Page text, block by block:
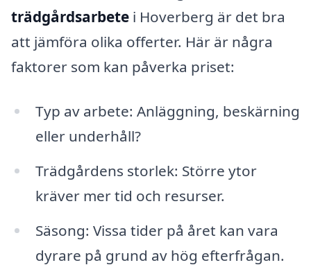
trädgårdsarbete i Hoverberg är det bra
att jämföra olika offerter. Här är några
faktorer som kan påverka priset:
Typ av arbete: Anläggning, beskärning
eller underhåll?
Trädgårdens storlek: Större ytor
kräver mer tid och resurser.
Säsong: Vissa tider på året kan vara
dyrare på grund av hög efterfrågan.